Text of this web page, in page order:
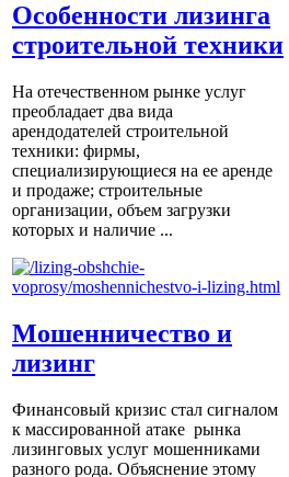
Особенности лизинга
строительной техники
На отечественном рынке услуг
преобладает два вида
арендодателей строительной
техники: фирмы,
специализирующиеся на ее аренде
и продаже; строительные
организации, объем загрузки
которых и наличие ...
Мошенничество и
лизинг
Финансовый кризис стал сигналом
к массированной атаке рынка
лизинговых услуг мошенниками
разного рода. Объяснение этому